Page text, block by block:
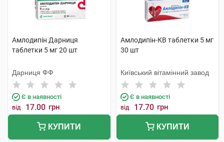
Амлодипін Дарниця
таблетки 5 мг 20 шт
Дарниця ФФ
Є в наявності
від 17.00 грн
КУПИТИ
Амлодипін-КВ таблетки 5 мг
30 шт
Київський вітамінний завод
Є в наявності
від 17.70 грн
КУПИТИ